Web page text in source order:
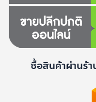
ซื้อสินค้าผ่านร้